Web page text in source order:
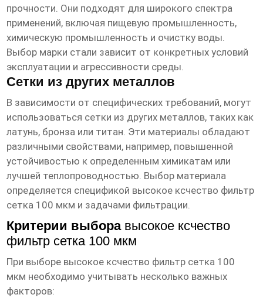
прочности. Они подходят для широкого спектра
применений, включая пищевую промышленность,
химическую промышленность и очистку воды.
Выбор марки стали зависит от конкретных условий
эксплуатации и агрессивности среды.
Сетки из других металлов
В зависимости от специфических требований, могут
использоваться сетки из других металлов, таких как
латунь, бронза или титан. Эти материалы обладают
различными свойствами, например, повышенной
устойчивостью к определенным химикатам или
лучшей теплопроводностью. Выбор материала
определяется спецификой высокое ксчество фильтр
сетка 100 мкм и задачами фильтрации.
Критерии выбора высокое ксчество
фильтр сетка 100 мкм
При выборе высокое ксчество фильтр сетка 100
мкм необходимо учитывать несколько важных
факторов: